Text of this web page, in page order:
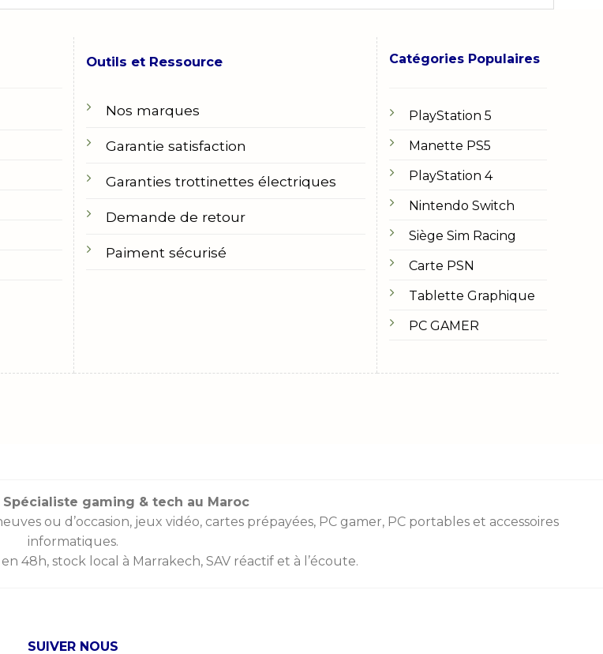
Outils et Ressource
Nos marques
Garantie satisfaction
Garanties trottinettes électriques
Demande de retour
Paiment sécurisé
Catégories Populaires
PlayStation 5
Manette PS5
PlayStation 4
Nintendo Switch
Siège Sim Racing
Carte PSN
Tablette Graphique
PC GAMER
Spécialiste gaming & tech au Maroc
ou d’occasion, jeux vidéo,cartes prépayées, PC gamer, PC portables et accessoires
informatiques.
48h, stock local à Marrakech, SAV réactif et à l’écoute.
SUIVER NOUS